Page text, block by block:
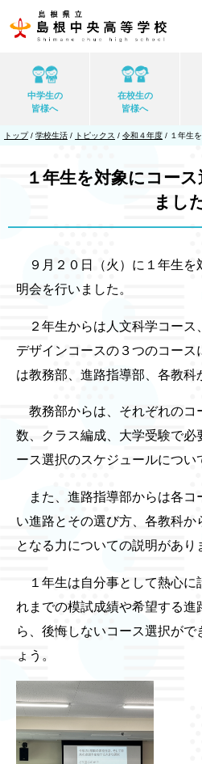
中学生の
皆様へ
在校生の
皆様へ
現
トップ/ 学校生活 / トピックス / 令和４年度 / １年生
１年生を対象にコー
まし
９月２０日（火）に１年生を
明会を行いました。
２年生からは人文科学コース
デザインコースの３つのコー
は教務部、進路指導部、各教科
教務部からは、それぞれのコ
数、クラス編成、大学受験で必
ース選択のスケジュールについ
また、進路指導部からは各コ
い進路とその選び方、各教科
となる力についての説明があり
１年生は自分事として熱心に
れまでの模試成績や希望する進
ら、後悔しないコース選択がで
ょう。